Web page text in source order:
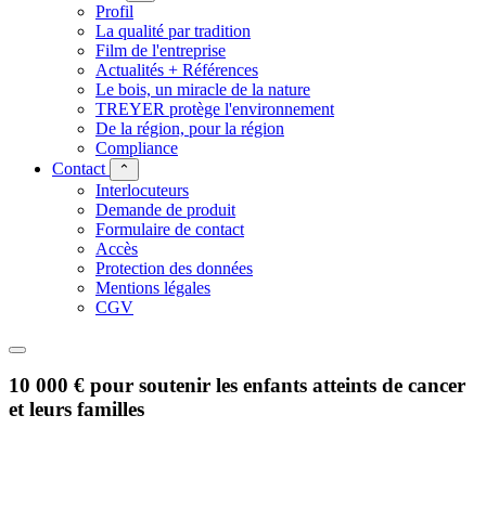
Profil
La qualité par tradition
Film de l'entreprise
Actualités + Références
Le bois, un miracle de la nature
TREYER protège l'environnement
De la région, pour la région
Compliance
Contact
⌃
Interlocuteurs
Demande de produit
Formulaire de contact
Accès
Protection des données
Mentions légales
CGV
10 000 € pour soutenir les enfants atteints de cancer
et leurs familles